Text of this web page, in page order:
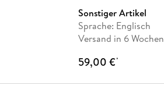
Sonstiger Artikel
Sprache: Englisch
Versand in 6 Wochen
59,00 €*